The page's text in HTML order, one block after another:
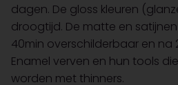
dagen. De gloss kleuren
droogtijd. De matte en
40min overschilderbaar en na
Enamel verven en hun tools
worden met thinners.